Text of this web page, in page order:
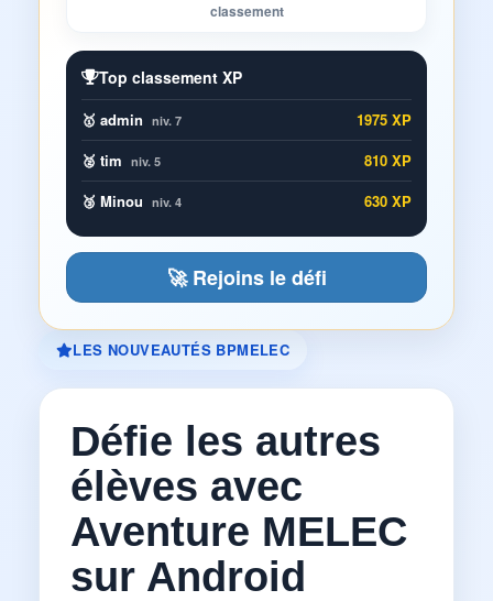
classement
Top classement XP
🥇 admin niv. 7
1975 XP
🥈 tim niv. 5
810 XP
🥉 Minou niv. 4 630 XP
🚀 Rejoins le défi
LES NOUVEAUTÉS BPMELEC
Défie les autres
élèves avec
Aventure MELEC
sur Android